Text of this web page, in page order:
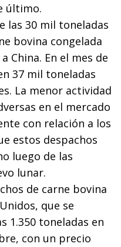
último.
las 30 mil toneladas
bovina congelada
China. En el mes de
37 mil toneladas
La menor actividad
en el mercado
con relación a los
estos despachos
luego de las
lunar.
de carne bovina
que se
1.350 toneladas en
con un precio